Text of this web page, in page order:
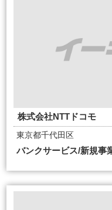
株式会社NTTドコモ
東京都千代田区
バンクサービス/新規事